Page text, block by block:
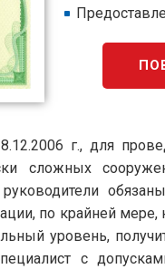
г., для
сложных
по крайней
уровень,
с